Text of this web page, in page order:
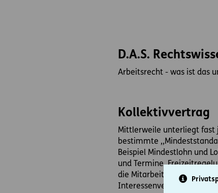
D.A.S.
Arbeitsrecht - was ist das
Kollektivvertrag
Mittlerweile unterliegt fast
bestimmte
Beispiel Mindestlohn und
und Termine,
die Mitarbeiter aufliegen!
Interessenvertretungen.